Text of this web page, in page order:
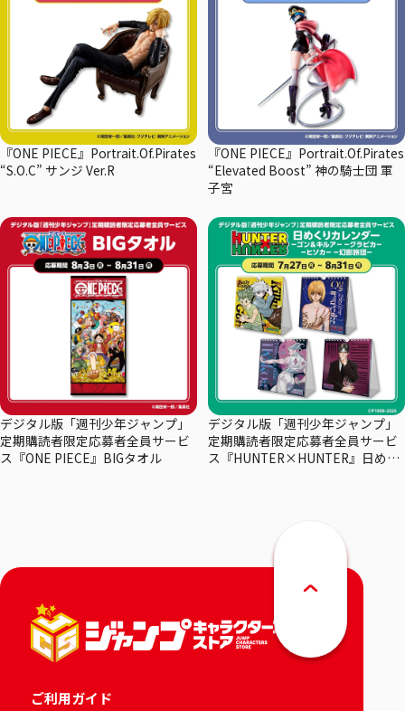
『ONE PIECE』Portrait.Of.Pirates
“S.O.C” サンジ Ver.R
『ONE PIECE』Portrait.Of.Pirates
“Elevated Boost” 神の騎士団 軍
子宮
デジタル版「週刊少年ジャンプ」
定期購読者限定応募者全員サービ
ス『ONE PIECE』BIGタオル
デジタル版「週刊少年ジャンプ」
定期購読者限定応募者全員サービ
ス『HUNTER×HUNTER』日めく
ご利用ガイド